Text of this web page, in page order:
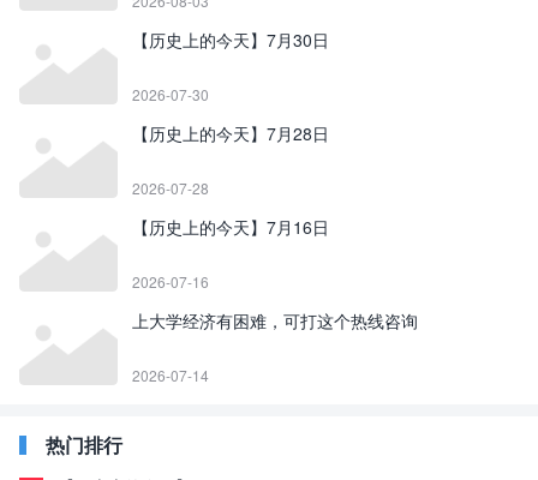
【历史上的今天】7月30日
2026-07-30
【历史上的今天】7月28日
2026-07-28
【历史上的今天】7月16日
2026-07-16
上大学经济有困难，可打这个热线咨询
2026-07-14
热门排行